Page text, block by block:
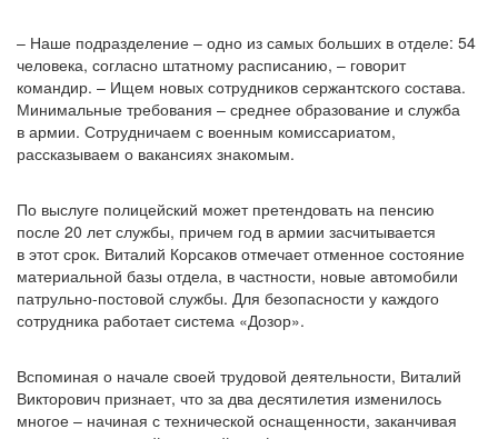
– Наше подразделение – одно из самых больших в отделе: 54
человека, согласно штатному расписанию, – говорит
командир. – Ищем новых сотрудников сержантского состава.
Минимальные требования – среднее образование и служба
в армии. Сотрудничаем с военным комиссариатом,
рассказываем о вакансиях знакомым.
По выслуге полицейский может претендовать на пенсию
после 20 лет службы, причем год в армии засчитывается
в этот срок. Виталий Корсаков отмечает отменное состояние
материальной базы отдела, в частности, новые автомобили
патрульно-постовой службы. Для безопасности у каждого
сотрудника работает система «Дозор».
Вспоминая о начале своей трудовой деятельности, Виталий
Викторович признает, что за два десятилетия изменилось
многое – начиная с технической оснащенности, заканчивая